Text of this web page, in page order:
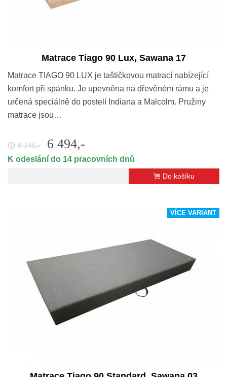
Matrace Tiago 90 Lux, Sawana 17
Matrace TIAGO 90 LUX je taštičkovou matrací nabízející
komfort při spánku. Je upevněna na dřevěném rámu a je
určená speciálně do postelí Indiana a Malcolm. Pružiny
matrace jsou…
🛈 8 246,- 6 494,-
K odeslání do 14 pracovních dnů
Do košíku
VÍCE VARIANT